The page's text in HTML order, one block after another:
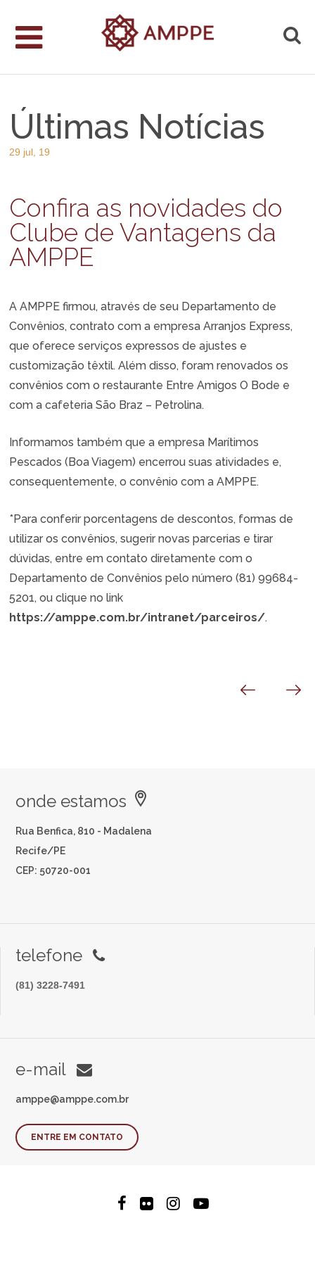
Últimas Notícias
29 jul, 19
Confira as novidades do
Clube de Vantagens da
AMPPE
A AMPPE firmou, através de seu Departamento de
Convênios, contrato com a empresa Arranjos Express,
que oferece serviços expressos de ajustes e
customização têxtil. Além disso, foram renovados os
convênios com o restaurante Entre Amigos O Bode e
com a cafeteria São Braz – Petrolina.
Informamos também que a empresa Marítimos
Pescados (Boa Viagem) encerrou suas atividades e,
consequentemente, o convênio com a AMPPE.
*Para conferir porcentagens de descontos, formas de
utilizar os convênios, sugerir novas parcerias e tirar
dúvidas, entre em contato diretamente com o
Departamento de Convênios pelo número (81) 99684-
5201, ou clique no link
https://amppe.com.br/intranet/parceiros/.
onde estamos
Rua Benfica, 810 - Madalena
Recife/PE
CEP: 50720-001
telefone
(81) 3228-7491
e-mail
amppe@amppe.com.br
ENTRE EM CONTATO